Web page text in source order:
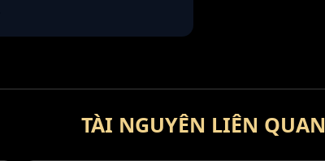
TÀI NGUYÊN LIÊN QUAN